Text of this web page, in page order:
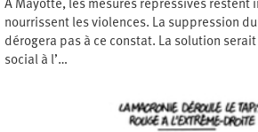
À Mayotte, les mesures répressives restent
nourrissent les violences. La suppression
dérogera pas à ce constat. La solution
social à l’…